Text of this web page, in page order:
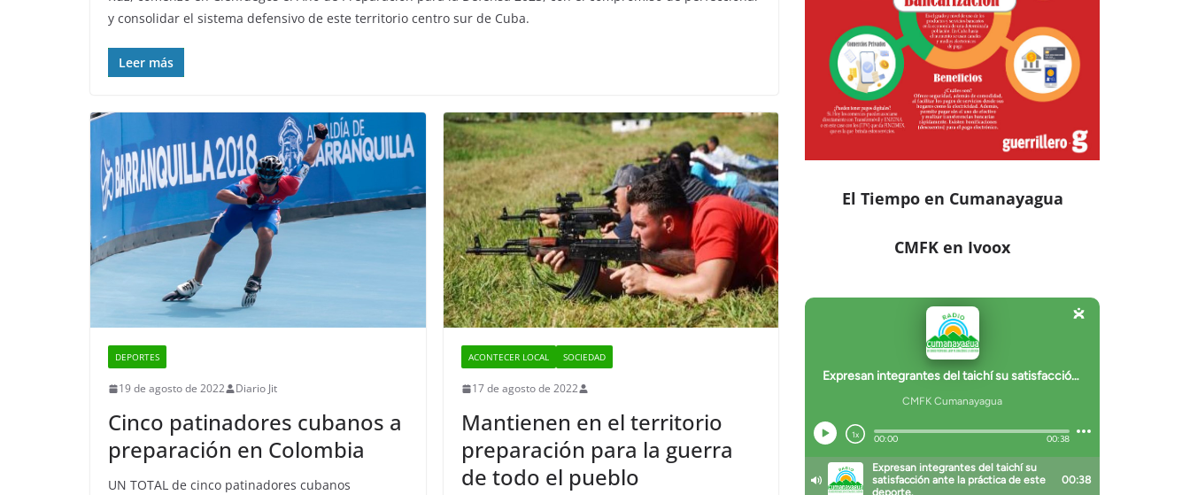
y consolidar el sistema defensivo de este territorio centro sur de Cuba.
Leer más
DEPORTES
19 de agosto de 2022 Diario Jit
Cinco patinadores cubanos a
preparación en Colombia
UN TOTAL de cinco patinadores cubanos
ACONTECER LOCAL SOCIEDAD
17 de agosto de 2022
Mantienen en el territorio
preparación para la guerra
de todo el pueblo
El Tiempo en Cumanayagua
CMFK en Ivoox